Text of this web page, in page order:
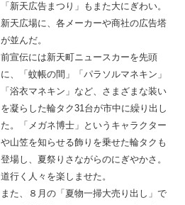
「新天広告まつり」もまた大にぎわい。
新天広場に、各メーカーや商社の広告塔
が並んだ。
前宣伝には新天町ニュースカーを先頭
に、「蚊帳の間」「パラソルマネキン」
「浴衣マネキン」など、さまざまな装い
を凝らした輪タク31台が市中に繰り出し
た。「メガネ博士」というキャラクター
や山笠を知らせる飾りを乗せた輪タクも
登場し、夏祭りさながらのにぎやかさ。
道行く人々を楽しませた。
また、８月の「夏物一掃大売り出し」で